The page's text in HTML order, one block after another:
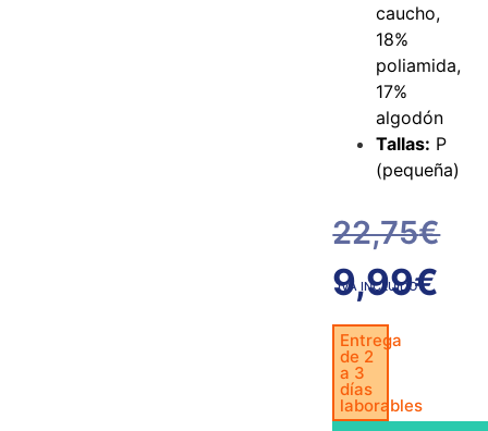
caucho,
18%
poliamida,
17%
algodón
Tallas: P
(pequeña)
22,75€
9,99€
IVA INCLUIDO
Entrega
de 2
a 3
días
laborables